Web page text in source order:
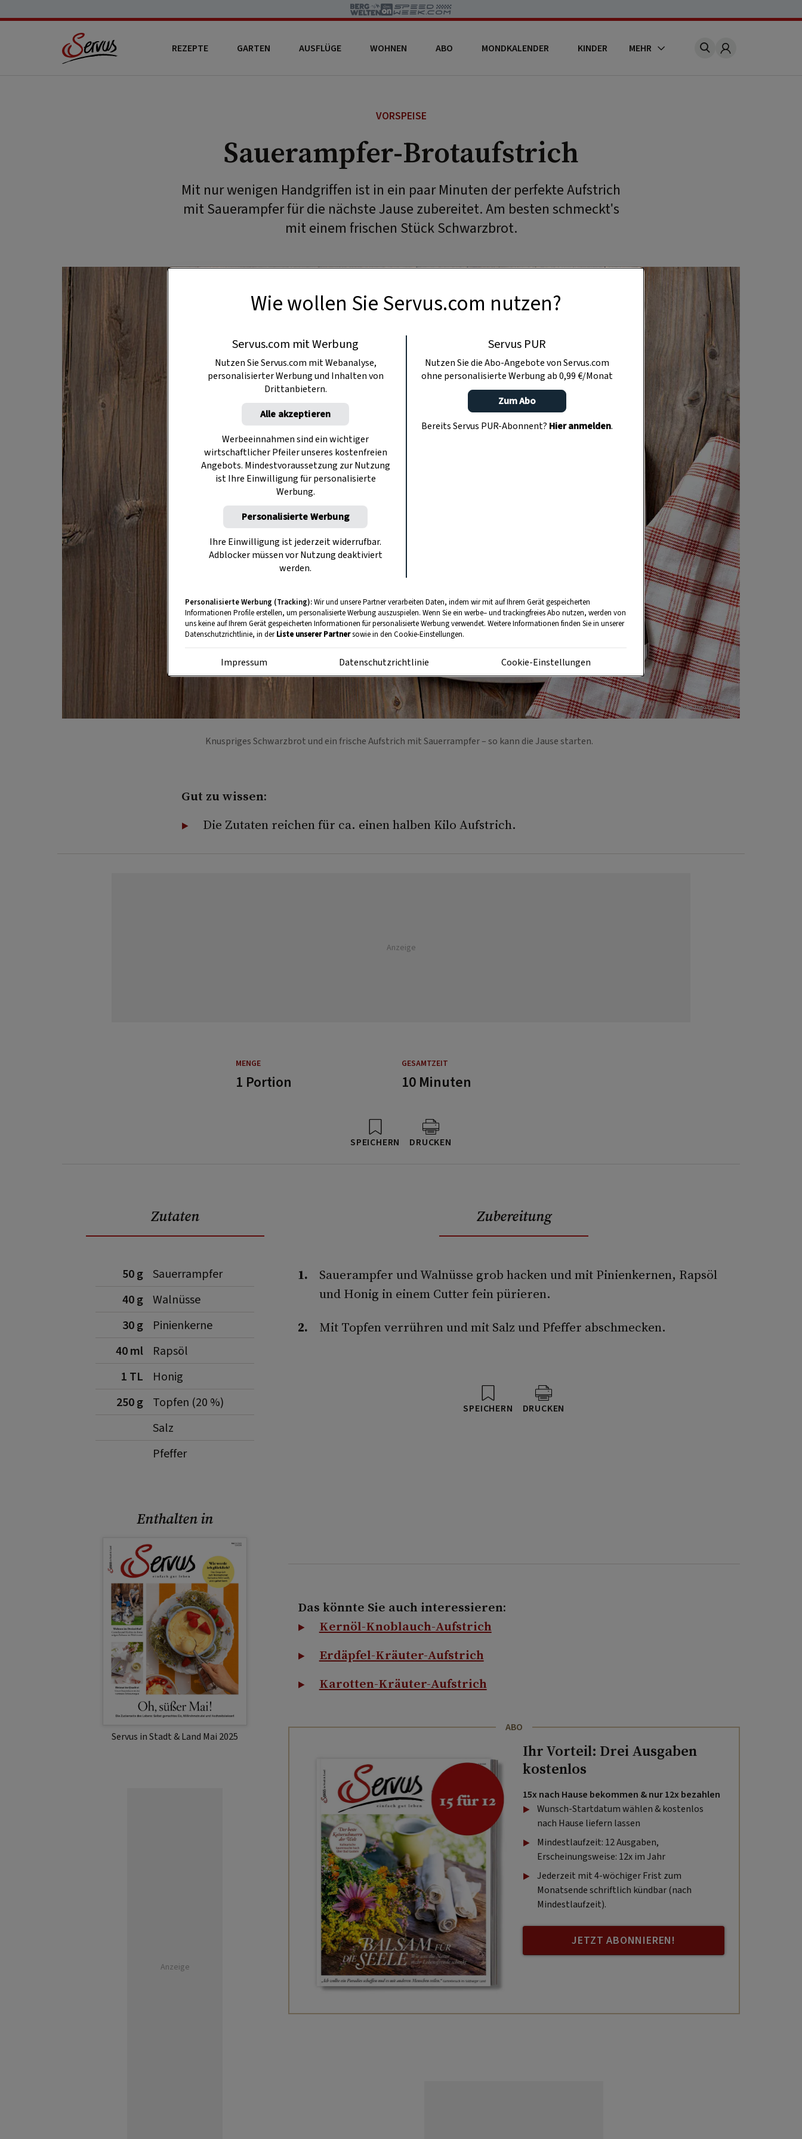
REZEPTE GARTEN AUSFLÜGE WOHNEN ABO MONDKALENDER KINDER MEHR Account
VORSPEISE
Sauerampfer-Brotaufstrich
Mit nur wenigen Handgriffen ist in ein paar Minuten der perfekte Aufstrich
mit Sauerampfer für die nächste Jause zubereitet. Am besten schmeckt's
mit einem frischen Stück Schwarzbrot.
Foto: Ingo Eisenhut
Knuspriges Schwarzbrot und ein frische Aufstrich mit Sauerrampfer – so kann die Jause starten.
Gut zu wissen:
Die Zutaten reichen für ca. einen halben Kilo Aufstrich.
Anzeige
MENGE GESAMTZEIT
1 Portion 10 Minuten
SPEICHERN DRUCKEN
Zutaten
50 g Sauerrampfer
40 g Walnüsse
30 g
Pinienkerne
40 ml
Rapsöl
1 TL
Honig
250 g
Topfen (20 %)
Salz
Pfeffer
Enthalten in
Servus in Stadt & Land Mai 2025
Anzeige
Zubereitung
Sauerampfer und Walnüsse grob hacken und mit Pinienkernen, Rapsöl
und Honig in einem Cutter fein pürieren.
Mit Topfen verrühren und mit Salz und Pfeffer abschmecken.
SPEICHERN DRUCKEN
Das könnte Sie auch interessieren:
Kernöl-Knoblauch-Aufstrich
Erdäpfel-Kräuter-Aufstrich
Karotten-Kräuter-Aufstrich
ABO
Ihr Vorteil: Drei Ausgaben
kostenlos
15x nach Hause bekommen & nur 12x bezahlen
Wunsch-Startdatum wählen & kostenlos
nach Hause liefern lassen
Mindestlaufzeit: 12 Ausgaben,
Erscheinungsweise: 12x im Jahr
Jederzeit mit 4-wöchiger Frist zum
Monatsende schriftlich kündbar (nach
Mindestlaufzeit).
JETZT ABONNIEREN!
Wie wollen Sie Servus.com nutzen?
Servus.com mit Werbung
Nutzen Sie Servus.com mit Webanalyse,
personalisierter Werbung und Inhalten von
Drittanbietern.
Alle akzeptieren
Werbeeinnahmen sind ein wichtiger
wirtschaftlicher Pfeiler unseres kostenfreien
Angebots. Mindestvoraussetzung zur Nutzung
ist Ihre Einwilligung für personalisierte
Werbung.
Personalisierte Werbung
Ihre Einwilligung ist jederzeit widerrufbar.
Adblocker müssen vor Nutzung deaktiviert
werden.
Servus PUR
Nutzen Sie die Abo-Angebote von Servus.com
ohne personalisierte Werbung ab 0,99 €/Monat
Zum Abo
Bereits Servus PUR-Abonnent? Hier anmelden.
Personalisierte Werbung (Tracking):Wir und unsere Partner verarbeiten Daten, indem wir mit auf Ihrem Gerät gespeicherten
Informationen Profile erstellen, um personalisierte Werbung auszuspielen. Wenn Sie ein werbe– und trackingfreies Abo nutzen, werden von
uns keine auf Ihrem Gerät gespeicherten Informationen für personalisierte Werbung verwendet. Weitere Informationen finden Sie in unserer
Datenschutzrichtlinie, in derListe unserer Partnersowie in den Cookie-Einstellungen.
Impressum Datenschutzrichtlinie Cookie-Einstellungen